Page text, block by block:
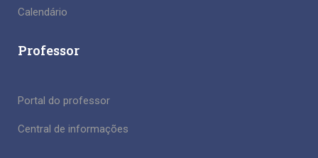
Calendário
Professor
Portal do professor
Central de informações